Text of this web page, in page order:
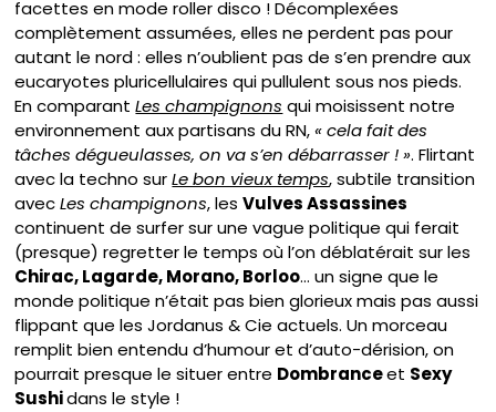
facettes en mode roller disco ! Décomplexées
complètement assumées, elles ne perdent pas pour
autant le nord : elles n’oublient pas de s’en prendre aux
eucaryotes pluricellulaires qui pullulent sous nos pieds.
En comparantLes champignons qui moisissent notre
environnement aux partisans du RN,« cela fait des
tâches dégueulasses, on va s’en débarrasser ! ». Flirtant
avec la techno surLe bon vieux temps, subtile transition
avecLes champignons, lesVulves Assassines
continuent de surfer sur une vague politique qui ferait
(presque) regretter le temps où l’on déblatérait sur les
Chirac, Lagarde, Morano, Borloo… un signe que le
monde politique n’était pas bien glorieux mais pas aussi
flippant que les Jordanus & Cie actuels. Un morceau
remplit bien entendu d’humour et d’auto-dérision, on
pourrait presque le situer entre Dombranceet Sexy
Sushidans le style !